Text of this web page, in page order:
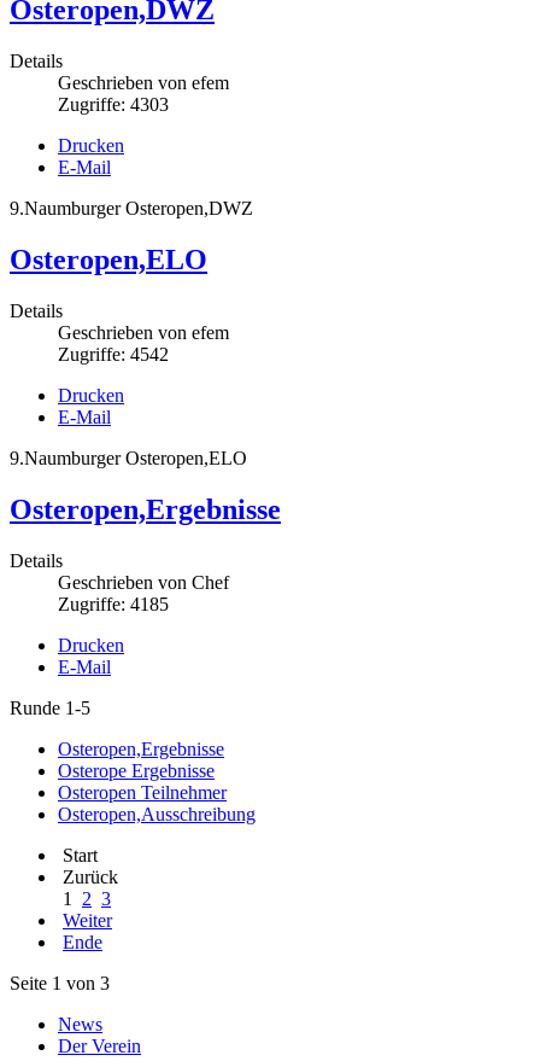
Osteropen,DWZ
Details
Geschrieben von efem
Zugriffe: 4303
Drucken
E-Mail
9.Naumburger Osteropen,DWZ
Osteropen,ELO
Details
Geschrieben von efem
Zugriffe: 4542
Drucken
E-Mail
9.Naumburger Osteropen,ELO
Osteropen,Ergebnisse
Details
Geschrieben von Chef
Zugriffe: 4185
Drucken
E-Mail
Runde 1-5
Osteropen,Ergebnisse
Osterope Ergebnisse
Osteropen Teilnehmer
Osteropen,Ausschreibung
Start
Zurück
1
2 3
Weiter
Ende
Seite 1 von 3
News
Der Verein